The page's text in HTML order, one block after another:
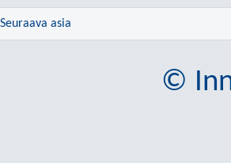
Seuraava asia
©